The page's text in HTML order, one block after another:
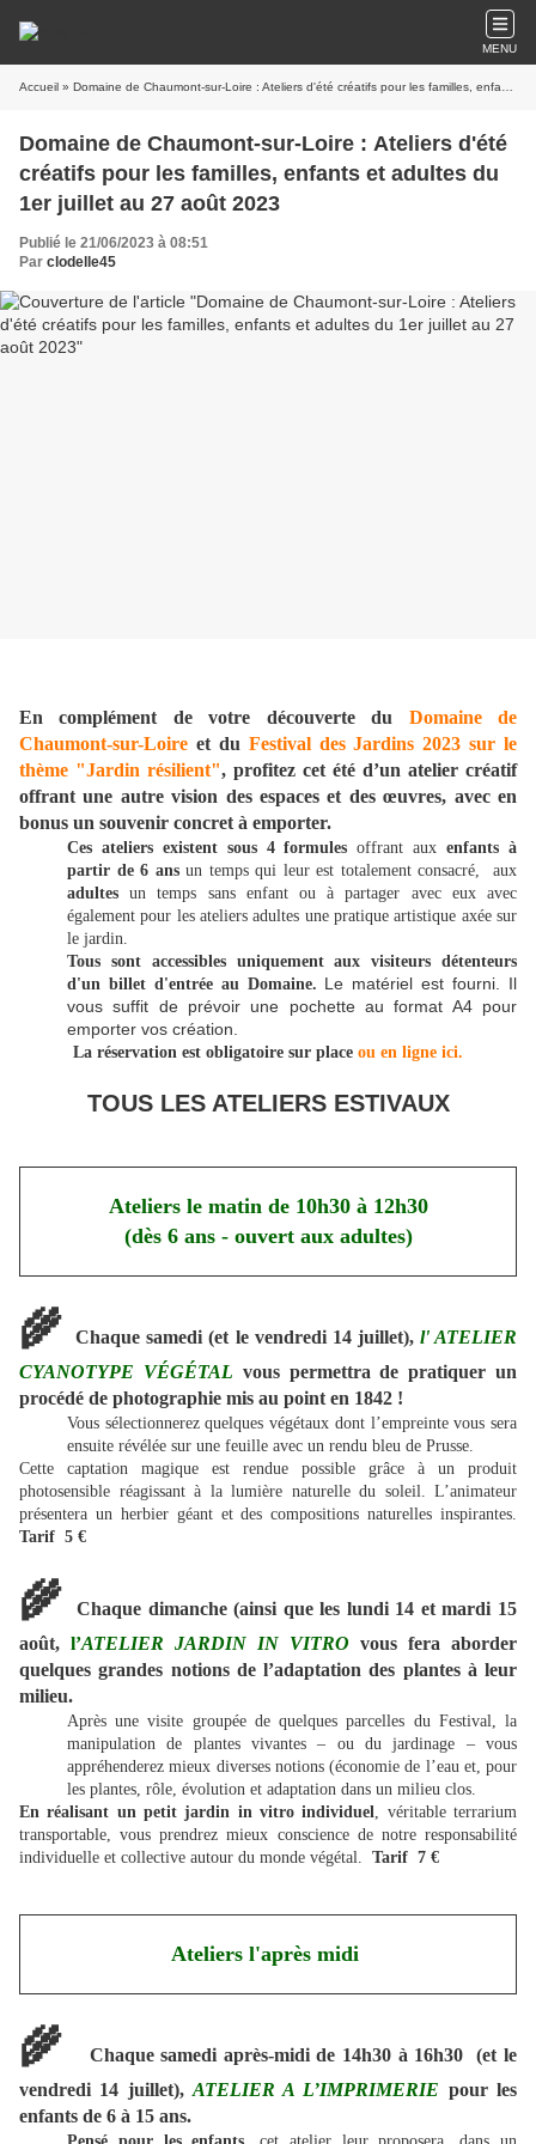
MENU
Accueil » Domaine de Chaumont-sur-Loire : Ateliers d'été créatifs pour les familles, enfants et adultes du 1er juillet au 27 août 2023
Domaine de Chaumont-sur-Loire : Ateliers d'été
créatifs pour les familles, enfants et adultes du
1er juillet au 27 août 2023
Publié le 21/06/2023 à 08:51
Par clodelle45
En complément de votre découverte du Domaine de
Chaumont-sur-Loire et du Festival des Jardins 2023 sur le
thème "Jardin résilient", profitez cet été d’un atelier créatif
offrant une autre vision des espaces et des œuvres, avec en
bonus un souvenir concret à emporter.
Ces ateliers existent sous 4 formulesoffrant auxenfants à
partir de 6 ansun temps qui leur est totalement consacré, aux
adultes un temps sans enfant ou à partager avec eux avec
également pour les ateliers adultes une pratique artistique axée sur
le jardin.
Tous sont accessibles uniquement aux visiteurs détenteurs
d'un billet d'entrée au Domaine. Le matériel est fourni. Il
vous suffit de prévoir une pochette au format A4 pour
emporter vos création.
La réservation est obligatoire sur place ou en ligne ici.
TOUS LES ATELIERS ESTIVAUX
Ateliers le matin de 10h30 à 12h30
(dès 6 ans - ouvert aux adultes)
🌾Chaque samedi (et le vendredi 14 juillet), l' ATELIER
CYANOTYPE VÉGÉTAL vous permettra de pratiquer un
procédé de photographie mis au point en 1842 !
Vous sélectionnerez quelques végétaux dont l’empreinte vous sera
ensuite révélée sur une feuille avec un rendu bleu de Prusse.
Cette captation magique est rendue possible grâce à un produit
photosensible réagissant à la lumière naturelle du soleil. L’animateur
présentera un herbier géant et des compositions naturelles inspirantes.
Tarif 5 €
🌾Chaque dimanche (ainsi que les lundi 14 et mardi 15
août, l’ATELIER JARDIN IN VITRO vous fera aborder
quelques grandes notions de l’adaptation des plantes à leur
milieu.
Après une visite groupée de quelques parcelles du Festival, la
manipulation de plantes vivantes – ou du jardinage – vous
appréhenderez mieux diverses notions (économie de l’eau et, pour
les plantes, rôle, évolution et adaptation dans un milieu clos.
En réalisant un petit jardin in vitro individuel, véritable terrarium
transportable, vous prendrez mieux conscience de notre responsabilité
individuelle et collective autour du monde végétal. Tarif 7 €
Ateliers l'après midi
🌾
Chaque samedi après-midi de 14h30 à 16h30 (et le
vendredi 14 juillet), ATELIER A L’IMPRIMERIE pour les
enfants de 6 à 15 ans.